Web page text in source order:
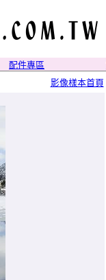
配件專區
影像樣本首頁